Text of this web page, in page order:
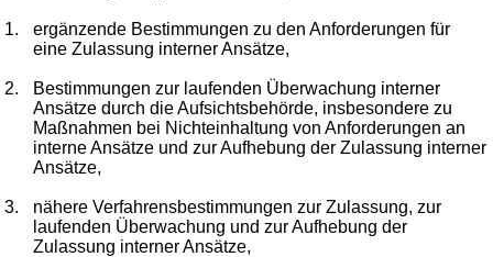
1.
ergänzende Bestimmungen zu den Anforderungen für
eine Zulassung interner Ansätze,
2.
Bestimmungen zur laufenden Überwachung interner
Ansätze durch die Aufsichtsbehörde, insbesondere zu
Maßnahmen bei Nichteinhaltung von Anforderungen an
interne Ansätze und zur Aufhebung der Zulassung interner
Ansätze,
3.
nähere Verfahrensbestimmungen zur Zulassung, zur
laufenden Überwachung und zur Aufhebung der
Zulassung interner Ansätze,